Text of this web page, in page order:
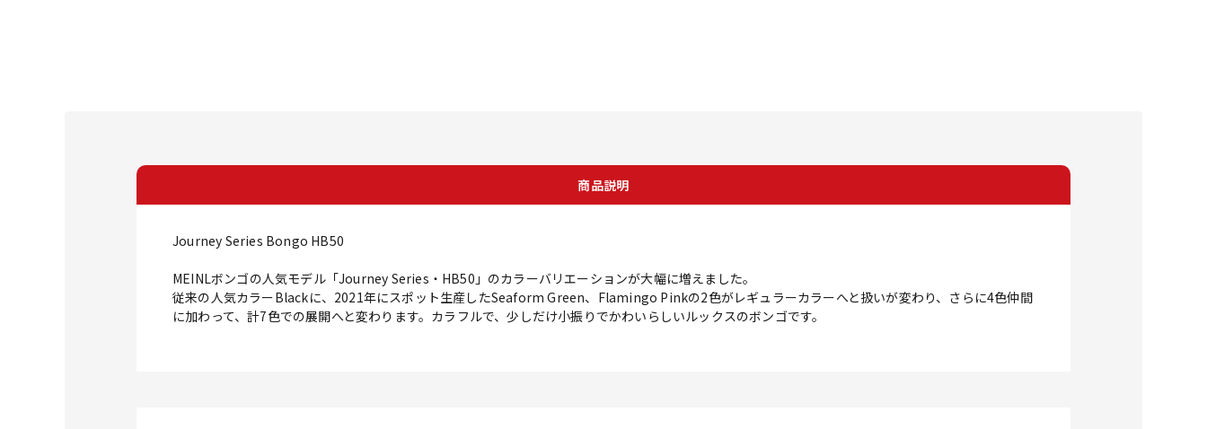
商品説明
Journey Series Bongo HB50
MEINLボンゴの人気モデル「Journey Series・HB50」のカラーバリエーションが大幅に増えました。
従来の人気カラーBlackに、2021年にスポット生産したSeaform Green、Flamingo Pinkの2色がレギュラーカラーへと扱いが変わり、さらに4色仲間
に加わって、計7色での展開へと変わります。カラフルで、少しだけ小振りでかわいらしいルックスのボンゴです。